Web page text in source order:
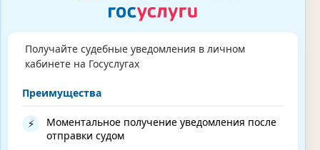
Получайте судебные уведомления в личном
кабинете на Госуслугах
Преимущества
⚡
Моментальное получение уведомления после
отправки судом